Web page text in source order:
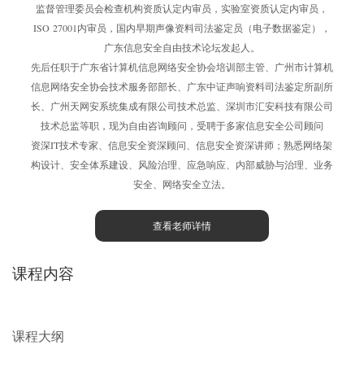
监督管理委员会检查机构资质认定内审员，实验室资质认定内审员，
ISO 27001内审员，国内早期声像资料司法鉴定员（电子数据鉴定），
广东信息安全自由技术论坛发起人。
先后任职于广东省计算机信息网络安全协会培训部主管、广州市计算机
信息网络安全协会技术服务部部长、广东中证声响资料司法鉴定所副所
长、广州天网安系统集成有限公司技术总监、深圳市汇安科技有限公司
技术总监等职，现为自由咨询顾问，受聘于多家信息安全公司顾问
资深IT技术专家、信息安全资深顾问、信息安全资深讲师；熟悉网络架
构设计、安全体系建设、风险治理、应急响应、内部威胁与治理、业务
安全、网络安全立法。
查看老师详情
课程内容
课程大纲